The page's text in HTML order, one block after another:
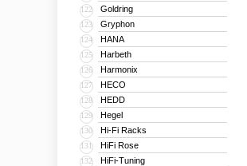
122 Goldring
123 Gryphon
124 HANA
125 Harbeth
126 Harmonix
127 HECO
128 HEDD
129 Hegel
130 Hi-Fi Racks
131 HiFi Rose
132 HiFi-Tuning